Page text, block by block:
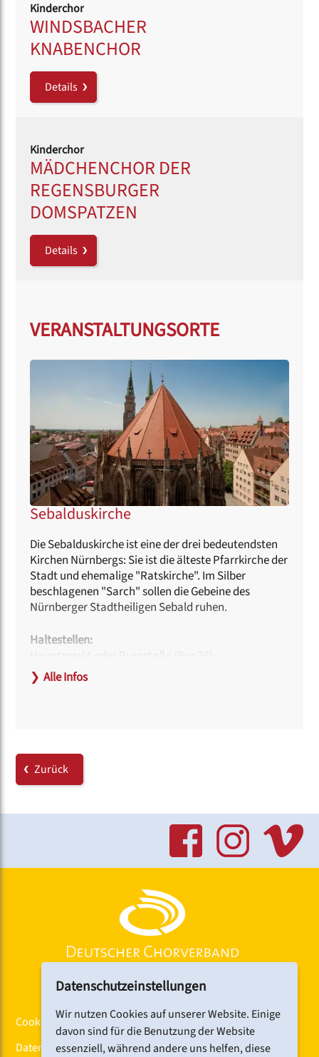
Kinderchor
WINDSBACHER
KNABENCHOR
Details
Kinderchor
MÄDCHENCHOR DER
REGENSBURGER
DOMSPATZEN
Details
VERANSTALTUNGSORTE
Sebalduskirche
Die Sebalduskirche ist eine der drei bedeutendsten
Kirchen Nürnbergs: Sie ist die älteste Pfarrkirche der
Stadt und ehemalige "Ratskirche". Im Silber
beschlagenen "Sarch" sollen die Gebeine des
Nürnberger Stadtheiligen Sebald ruhen.
Haltestellen:
Hauptmarkt oder Burgstaße (Bus 36)
Hinweise zur Barrierefreiheit:
Pfarrhof.
Link:
❯ Alle Infos
Zurück
Cookiebanner
Datenschutz
Datenschutzeinstellungen
Wir nutzen Cookies auf unserer Website. Einige
davon sind für die Benutzung der Website
essenziell, während andere uns helfen, diese